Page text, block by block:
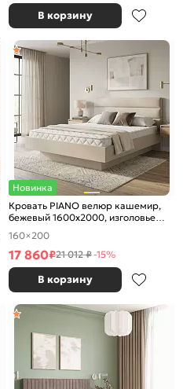
В корзину
Новинка
Кровать PIANO велюр кашемир,
бежевый 1600x2000, изголовье
мягкое
160×200
17 860₽21 012 ₽-15%
В корзину